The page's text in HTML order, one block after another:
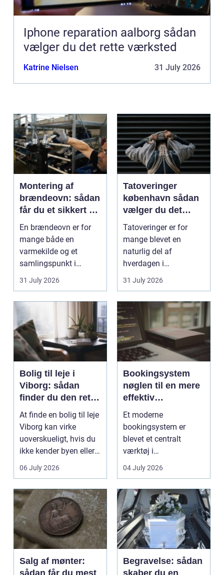
Iphone reparation aalborg sådan
vælger du det rette værksted
Katrine Nielsen 31 July 2026
Montering af
brændeovn: sådan
får du et sikkert og
smukt resultat
En brændeovn er for
mange både en
varmekilde og et
samlingspunkt i
hjemmet. Flammerne
31 July 2026
Tatoveringer
københavn sådan
vælger du det
rigtige studie
Tatoveringer er for
mange blevet en
naturlig del af
hverdagen i
København. Byen er
fyldt med dygtige...
31 July 2026
Bolig til leje i
Viborg: sådan
finder du den rette
lejlighed
At finde en bolig til leje
Viborg kan virke
uoverskueligt, hvis du
ikke kender byen eller
det lokale...
06 July 2026
Bookingsystem
nøglen til en mere
effektiv
klinikhverdag
Et moderne
bookingsystem er
blevet et centralt
værktøj i
sundhedssektoren.
Klinikker, praksis og
beh...
04 July 2026
Salg af mønter:
Begravelse: sådan